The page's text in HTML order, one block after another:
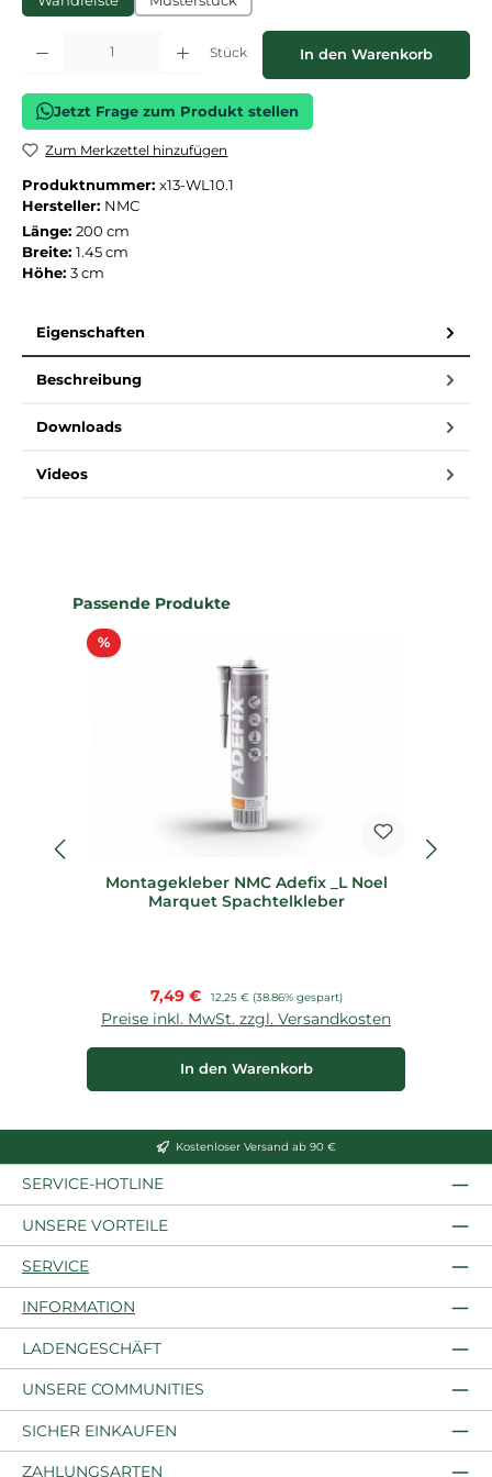
Produkt Anzahl: Gib den gewünschten Wert ein oder benutze die
Stück In den Warenkorb
Jetzt Frage zum Produkt stellen
Zum Merkzettel hinzufügen
Produktnummer: x13-WL10.1
Hersteller: NMC
Länge: 200 cm
Breite: 1.45 cm
Höhe: 3 cm
Eigenschaften
Beschreibung
Downloads
Videos
Produktgalerie überspringen
Passende Produkte
%Rabatt
Montagekleber NMC Adefix _L Noel
Marquet Spachtelkleber
Verkaufspreis:
7,49 € Regulärer Preis:
12,25 € (38.86% gespart)
Preise inkl. MwSt. zzgl. Versandkosten
In den Warenkorb
Kostenloser Versand ab 90 €
SERVICE-HOTLINE
UNSERE VORTEILE
SERVICE
INFORMATION
LADENGESCHÄFT
UNSERE COMMUNITIES
SICHER EINKAUFEN
ZAHLUNGSARTEN